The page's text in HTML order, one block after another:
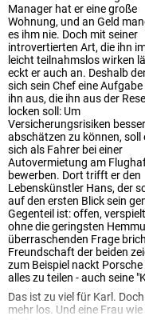
Manager hat er eine große
Wohnung, und an Geld
es ihm nie. Doch mit seiner
introvertierten Art, die ihn
leicht teilnahmslos wirken
eckt er auch an. Deshalb
sich sein Chef eine
ihn aus, die ihn aus der
locken soll: Um
Versicherungsrisiken besser
abschätzen zu können, soll
sich als Fahrer bei einer
Autovermietung am
bewerben. Dort trifft er den
Lebenskünstler Hans, der
auf den ersten Blick sein
Gegenteil ist: offen,
ohne die geringsten
überraschenden Frage
Freundschaft der beiden
zum Beispiel nackt
alles zu teilen - auch seine
Das ist zu viel für Karl.
mehr los. Und eine Frau